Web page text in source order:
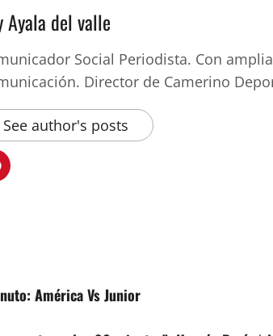
Ayala del valle
Social Periodista. Con
Director de Camerino
See author's posts
América Vs Junior